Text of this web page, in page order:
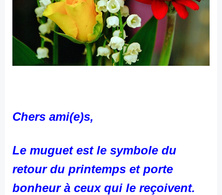
Chers ami(e)s,
Le muguet est le symbole du
retour du printemps et porte
bonheur à ceux qui le reçoivent.